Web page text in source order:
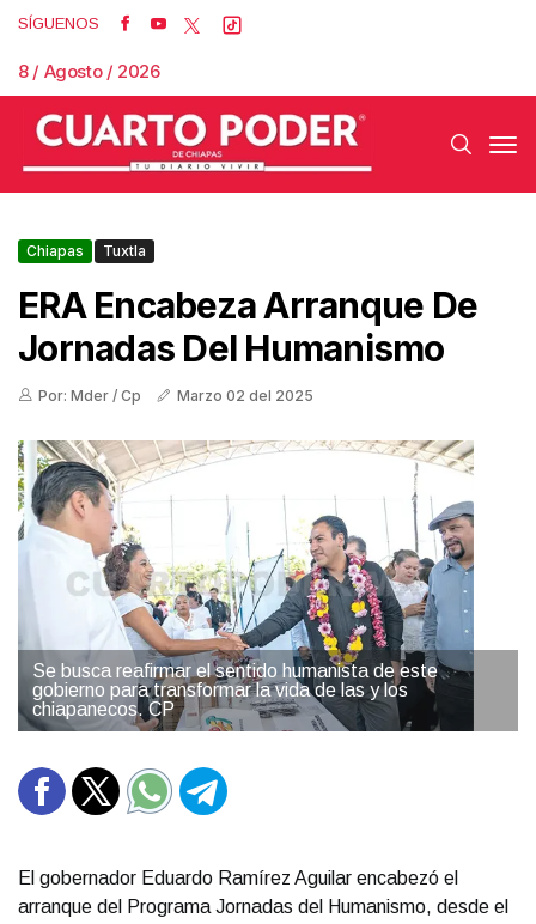
SÍGUENOS
8 / Agosto / 2026
Chiapas Tuxtla
ERA Encabeza Arranque De
Jornadas Del Humanismo
Por: Mder / Cp Marzo 02 del 2025
Se busca reafirmar el sentido humanista de este
gobierno para transformar la vida de las y los
chiapanecos. CP
El gobernador Eduardo Ramírez Aguilar encabezó el
arranque del Programa Jornadas del Humanismo, desde el